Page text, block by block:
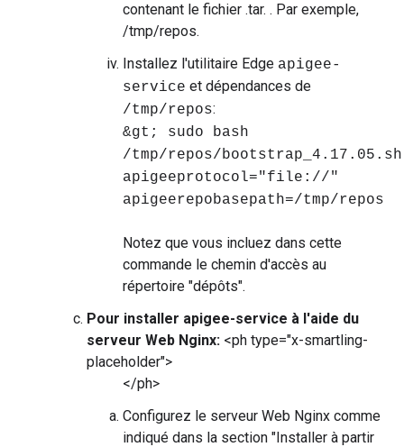
contenant le fichier .tar. . Par exemple,
/tmp/repos.
Installez l'utilitaire Edge apigee-
service et dépendances de
/tmp/repos:
&gt; sudo bash
/tmp/repos/bootstrap_4.17.05.sh
apigeeprotocol="file://"
apigeerepobasepath=/tmp/repos
Notez que vous incluez dans cette
commande le chemin d'accès au
répertoire "dépôts".
Pour installer apigee-service à l'aide du
serveur Web Nginx: <ph type="x-smartling-
placeholder">
</ph>
Configurez le serveur Web Nginx comme
indiqué dans la section "Installer à partir